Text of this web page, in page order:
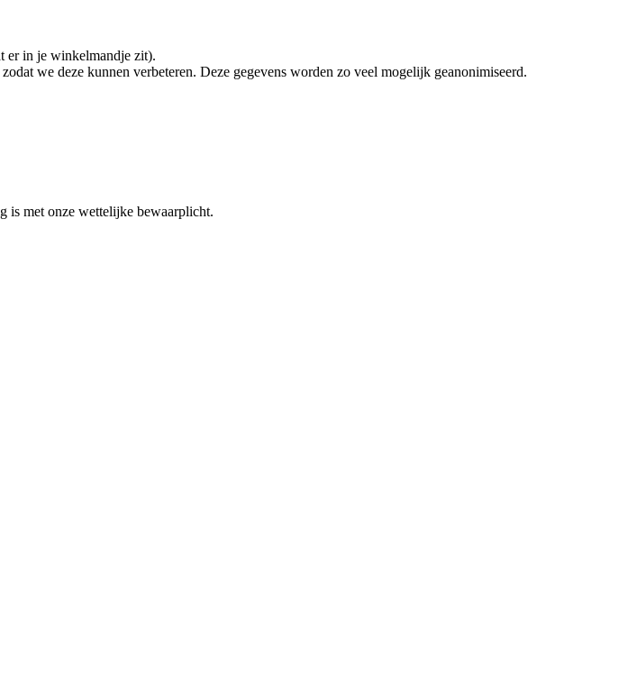
er in je winkelmandje zit).
we deze kunnen verbeteren. Deze gegevens worden zo veel mogelijk geanonimiseerd.
is met onze wettelijke bewaarplicht.